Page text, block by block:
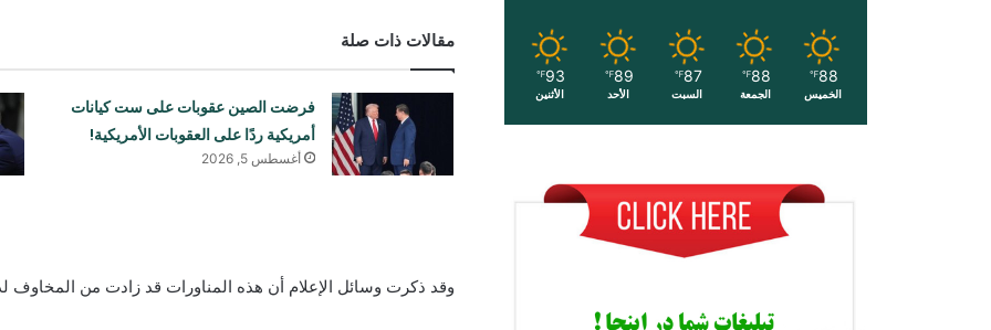
مقالات ذات صلة
فرضت الصين عقوبات على ست كيانات
أمريكية ردًا على العقوبات الأمريكية!
أغسطس 5, 2026
وقد ذكرت وسائل الإعلام أن هذه المناورات قد زادت من المخاوف
88
℉
الخميس
88
℉
الجمعة
87
℉
السبت
89
℉
الأحد
93
℉
الأثنين